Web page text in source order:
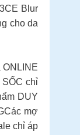
Blur
cho da
ONLINE
SỐC chỉ
DUY
mợ
chỉ áp